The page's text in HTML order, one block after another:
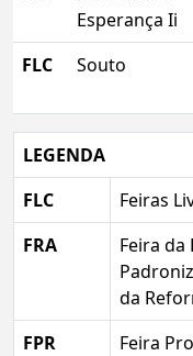
Esperança Ii
FLC Souto
LEGENDA
FLC
Feiras
FRA
Feira da
da
FPR
Feira